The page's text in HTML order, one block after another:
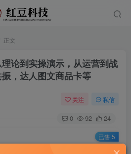
正文
论到实操演示，从运营到战
，达人图文商品卡等
关注 私信
0 92 24
已售 5